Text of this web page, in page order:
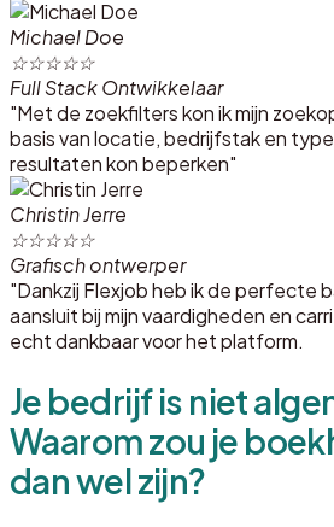
Michael Doe
☆☆☆☆☆
Full Stack Ontwikkelaar
"Met de zoekfilters kon ik mijn
basis van locatie, bedrijfstak en
resultaten kon beperken"
Christin Jerre
☆☆☆☆☆
Grafisch ontwerper
"Dankzij Flexjob heb ik de perfecte
aansluit bij mijn vaardigheden en
echt dankbaar voor het platform.
Je bedrijf is niet
Waarom zou je
dan wel zijn?